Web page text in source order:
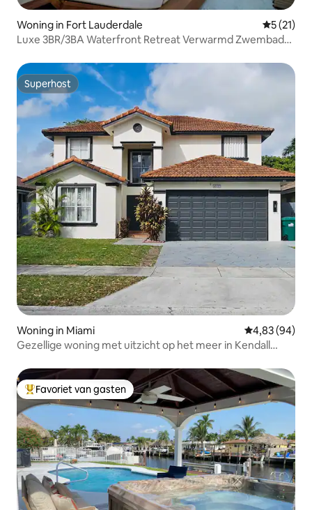
Woning in Fort Lauderdale
5 (21)
Luxe 3BR/3BA Waterfront Retreat Verwarmd Zwembad
Superhost
Superhost
Woning in Miami Gemiddelde
4,83 (94)
Gezellige woning met uitzicht op het meer in Kendall
Topfavoriet van gasten
Favoriet van gasten